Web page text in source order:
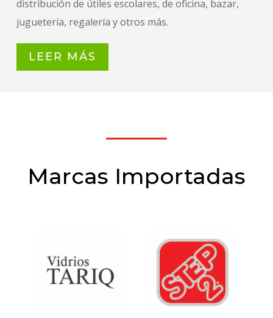
distribución de útiles escolares, de oficina, bazar,
juguetería, regalería y otros más.
LEER MÁS
Marcas Importadas